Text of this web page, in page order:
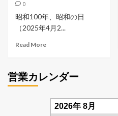
0
昭和100年、昭和の日
（2025年4月2...
Read More
営業カレンダー
2026年 8月